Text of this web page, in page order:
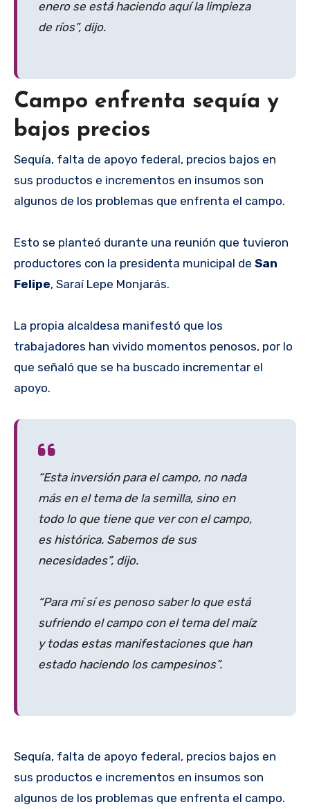
enero se está haciendo aquí la limpieza
de ríos”, dijo.
Campo enfrenta sequía y
bajos precios
Sequía, falta de apoyo federal, precios bajos en
sus productos e incrementos en insumos son
algunos de los problemas que enfrenta el campo.
Esto se planteó durante una reunión que tuvieron
productores con la presidenta municipal de San
Felipe, Saraí Lepe Monjarás.
La propia alcaldesa manifestó que los
trabajadores han vivido momentos penosos, por lo
que señaló que se ha buscado incrementar el
apoyo.
“Esta inversión para el campo, no nada
más en el tema de la semilla, sino en
todo lo que tiene que ver con el campo,
es histórica. Sabemos de sus
necesidades”, dijo.
“Para mí sí es penoso saber lo que está
sufriendo el campo con el tema del maíz
y todas estas manifestaciones que han
estado haciendo los campesinos”.
Sequía, falta de apoyo federal, precios bajos en
sus productos e incrementos en insumos son
algunos de los problemas que enfrenta el campo.